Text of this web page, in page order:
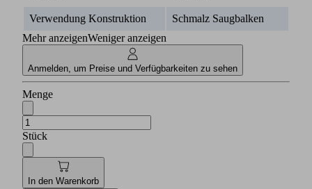
Verwendung Konstruktion
Schmalz Saugbalken
Mehr anzeigenWeniger anzeigen
Anmelden, um Preise und Verfügbarkeiten zu sehen
Menge
Stück
In den Warenkorb